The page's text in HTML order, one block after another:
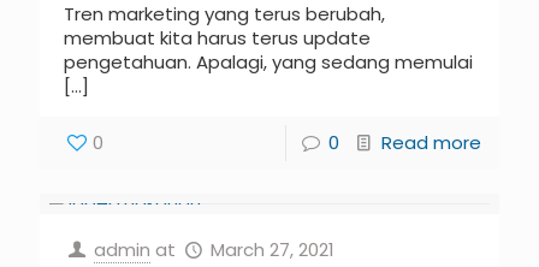
Tren marketing yang terus berubah,
membuat kita harus terus update
pengetahuan. Apalagi, yang sedang memulai
[…]
0 0 Read more
admin at March 27, 2021